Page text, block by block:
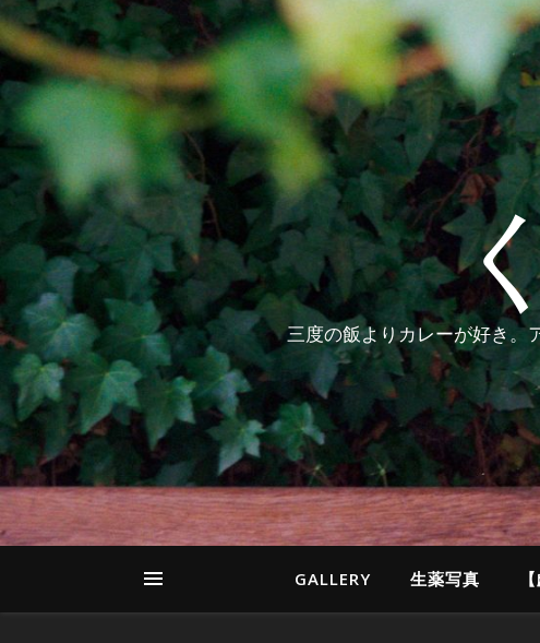
三度の飯よりカレーが好き。
GALLERY 生薬写真